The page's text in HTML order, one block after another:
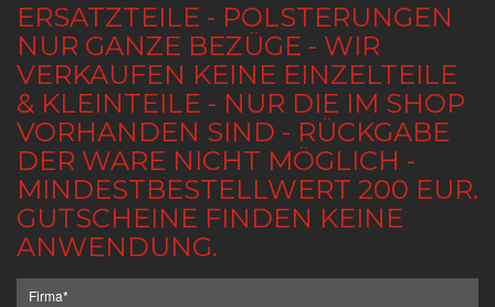
ERSATZTEILE - POLSTERUNGEN
NUR GANZE BEZÜGE - WIR
VERKAUFEN KEINE EINZELTEILE
& KLEINTEILE - NUR DIE IM SHOP
VORHANDEN SIND - RÜCKGABE
DER WARE NICHT MÖGLICH -
MINDESTBESTELLWERT 200 EUR.
GUTSCHEINE FINDEN KEINE
ANWENDUNG.